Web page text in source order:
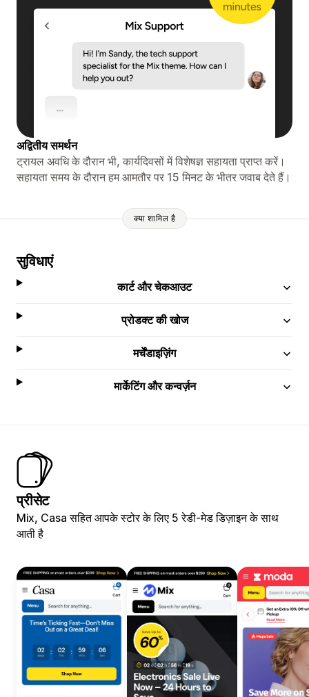
अद्वितीय समर्थन
ट्रायल अवधि के दौरान भी, कार्यदिवसों में विशेषज्ञ सहायता प्राप्त करें।
सहायता समय के दौरान हम आमतौर पर 15 मिनट के भीतर जवाब देते हैं।
क्या शामिल है
सुविधाएं
कार्ट और चेकआउट
प्रोडक्ट की खोज
मर्चेंडाइज़िंग
मार्केटिंग और कन्वर्ज़न
प्रीसेट
Mix, Casa सहित आपके स्टोर के लिए 5 रेडी-मेड डिज़ाइन के साथ
आती है